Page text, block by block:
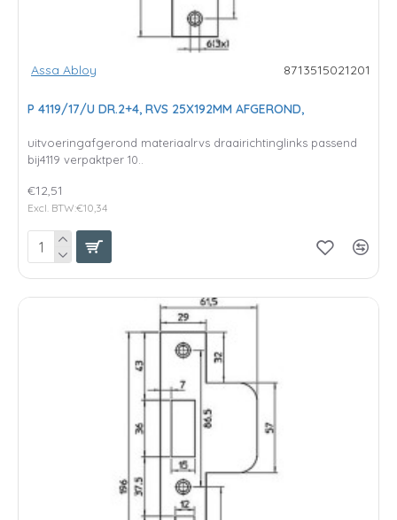
Assa Abloy 8713515021201
P 4119/17/U DR.2+4, RVS 25X192MM AFGEROND,
uitvoeringafgerond materiaalrvs draairichtinglinks passend
bij4119 verpaktper 10..
€12,51
Excl. BTW:€10,34